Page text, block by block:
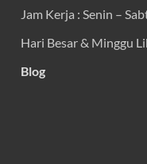
Jam Kerja : Senin –
Hari Besar & Minggu
Blog